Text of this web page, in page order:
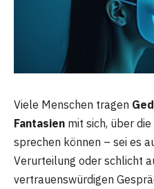
Viele Menschen tragen
Fantasien mit sich, über
sprechen können – sei es
Verurteilung oder schlicht
vertrauenswürdigen